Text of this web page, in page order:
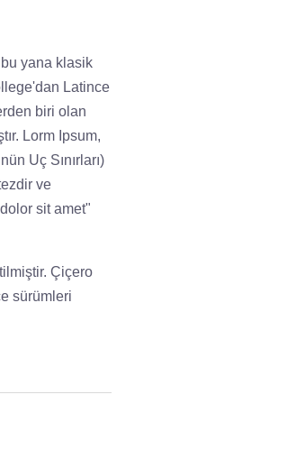
yana klasik
Latince
biri olan
Lorm Ipsum,
Uç Sınırları)
ve
sit amet"
Çiçero
sürümleri